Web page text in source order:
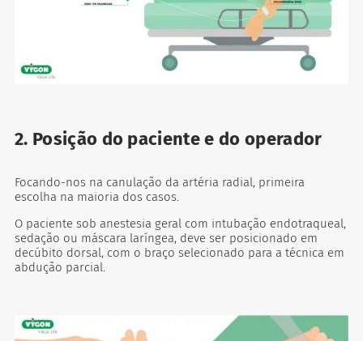
2. Posição do paciente e do operador
Focando-nos na canulação da artéria radial, primeira
escolha na maioria dos casos.
O paciente sob anestesia geral com intubação endotraqueal,
sedação ou máscara laríngea, deve ser posicionado em
decúbito dorsal, com o braço selecionado para a técnica em
abdução parcial.